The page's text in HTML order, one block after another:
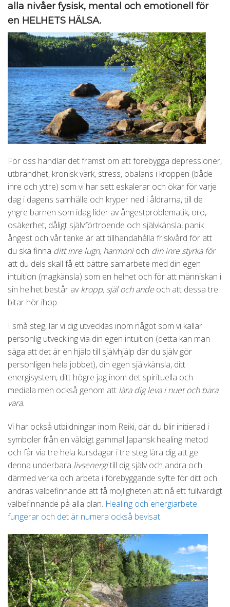
alla nivåer fysisk, mental och emotionell för
en HELHETS HÄLSA.
För oss handlar det främst om att förebygga depressioner,
utbrändhet, kronisk värk, stress, obalans i kroppen (både
inre och yttre) som vi har sett eskalerar och ökar för varje
dag i dagens samhälle och kryper ned i åldrarna, till de
yngre barnen som idag lider av ångestproblematik, oro,
osäkerhet, dåligt självförtroende och självkänsla, panik
ångest och vår tanke är att tillhandahålla friskvård för att
du ska finna ditt inre lugn, harmonioch din inre styrka för
att du dels skall få ett bättre samarbete med din egen
intuition (magkänsla) som en helhet och för att människan i
sin helhet består avkropp, själ och andeoch att dessa tre
bitar hör ihop.
I små steg, lär vi dig utvecklas inom något som vi kallar
personlig utveckling via din egen intuition (detta kan man
säga att det är en hjälp till självhjälp där du själv gör
personligen hela jobbet), din egen självkänsla, ditt
energisystem, ditt högre jag inom det spirituella och
mediala men också genom att lära dig leva i nuet och bara
vara.
Vi har också utbildningar inom Reiki, där du blir initierad i
symboler från en väldigt gammal Japansk healing metod
och får via tre hela kursdagar i tre steg lära dig att ge
denna underbara livsenergitill dig själv och andra och
därmed verka och arbeta i förebyggande syfte för ditt och
andras välbefinnande att få möjligheten att nå ett fullvärdigt
välbefinnande på alla plan. Healing och energiarbete
fungerar och det är numera också bevisat.